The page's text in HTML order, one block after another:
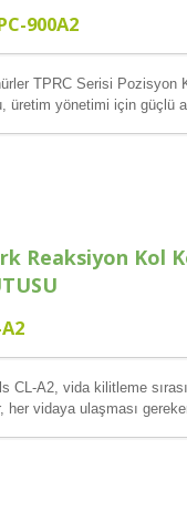
900A2
TPRC Serisi Pozisyon
üretim yönetimi için güçlü
Reaksiyon Kol
CL-A2, vida kilitleme
her vidaya ulaşması